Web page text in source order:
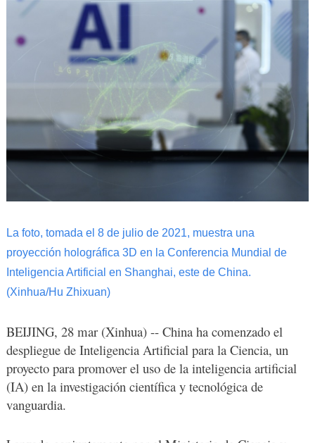
La foto, tomada el 8 de julio de 2021, muestra una
proyección holográfica 3D en la Conferencia Mundial de
Inteligencia Artificial en Shanghai, este de China.
(Xinhua/Hu Zhixuan)
BEIJING, 28 mar (Xinhua) -- China ha comenzado el
despliegue de Inteligencia Artificial para la Ciencia, un
proyecto para promover el uso de la inteligencia artificial
(IA) en la investigación científica y tecnológica de
vanguardia.